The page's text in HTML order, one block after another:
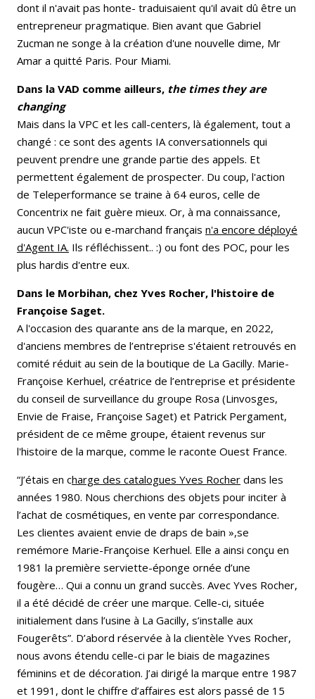
dont il n'avait pas honte- traduisaient qu'il avait dû être un
entrepreneur pragmatique. Bien avant que Gabriel
Zucman ne songe à la création d'une nouvelle dime, Mr
Amar a quitté Paris. Pour Miami.
Dans la VAD comme ailleurs, the times they are
changing
Mais dans la VPC et les call-centers, là également, tout a
changé : ce sont des agents IA conversationnels qui
peuvent prendre une grande partie des appels. Et
permettent également de prospecter. Du coup, l'action
de Teleperformance se traine à 64 euros, celle de
Concentrix ne fait guère mieux. Or, à ma connaissance,
aucun VPC'iste ou e-marchand français n'a encore déployé
d'Agent IA. Ils réfléchissent.. :) ou font des POC, pour les
plus hardis d'entre eux.
Dans le Morbihan, chez Yves Rocher, l'histoire de
Françoise Saget.
A l'occasion des quarante ans de la marque, en 2022,
d'anciens membres de l’entreprise s'étaient retrouvés en
comité réduit au sein de la boutique de La Gacilly. Marie-
Françoise Kerhuel, créatrice de l’entreprise et présidente
du conseil de surveillance du groupe Rosa (Linvosges,
Envie de Fraise, Françoise Saget) et Patrick Pergament,
président de ce même groupe, étaient revenus sur
l'histoire de la marque, comme le raconte Ouest France.
“J’étais en charge des catalogues Yves Rocher dans les
années 1980. Nous cherchions des objets pour inciter à
l’achat de cosmétiques, en vente par correspondance.
Les clientes avaient envie de draps de bain »,​se
remémore Marie-Françoise Kerhuel. Elle a ainsi conçu en
1981 la première serviette-éponge ornée d’une
fougère… Qui a connu un grand succès. Avec Yves Rocher,
il a été décidé de créer une marque. ​Celle-ci, située
initialement dans l’usine à La Gacilly, s’installe aux
Fougerêts”. D’abord réservée à la clientèle Yves Rocher,
nous avons étendu celle-ci par le biais de magazines
féminins et de décoration. J’ai dirigé la marque entre 1987
et 1991, dont le chiffre d’affaires est alors passé de 15